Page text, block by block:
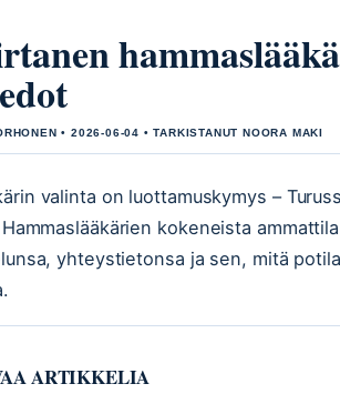
• 2026-06-04 • TARKISTANUT NOORA MAKI
valinta on luottamuskymys –
kokeneista
yhteystietonsa ja sen, mitä
ARTIKKELIA